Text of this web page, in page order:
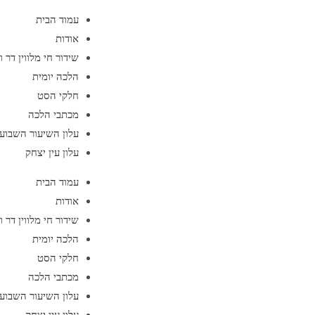
עמוד הבית
אודות
שידור חי מלווין דר
הלכה יומית
חלקי הסט
מכתבי הלכה
עלון השיעור
עלון עין יצחק
עמוד הבית
אודות
שידור חי מלווין דר
הלכה יומית
חלקי הסט
מכתבי הלכה
עלון השיעור